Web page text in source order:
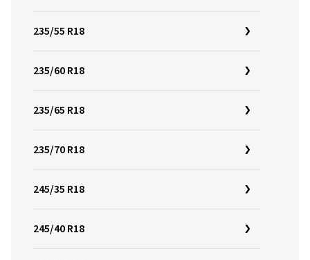
235/55 R18
235/60 R18
235/65 R18
235/70 R18
245/35 R18
245/40 R18